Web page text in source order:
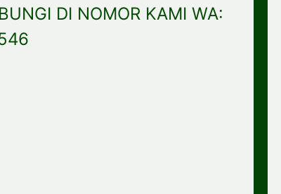
DI NOMOR KAMI WA: